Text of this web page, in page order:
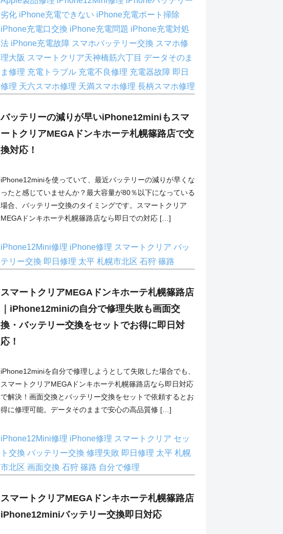
劣化 iPhone充電できない iPhone充電ポート掃除
iPhone充電口交換 iPhone充電問題 iPhone充電対処
法 iPhone充電故障 スマホバッテリー交換 スマホ修
理大阪 スマートクリア天神橋筋六丁目 データそのま
ま修理 充電トラブル 充電不良修理 充電器故障 即日
修理 天六スマホ修理 天満スマホ修理 長柄スマホ修理
バッテリーの減りが早いiPhone12miniもスマ
ートクリアMEGAドンキホーテ札幌篠路店で交
換対応！
iPhone12miniを使っていて、最近バッテリーの減りが早くな
ったと感じていませんか？最大容量が80％以下になっている
場合、バッテリー交換のタイミングです。スマートクリア
MEGAドンキホーテ札幌篠路店なら即日での対応 […]
iPhone12Mini修理 iPhone修理 スマートクリア バッ
テリー交換 即日修理 太平 札幌市北区 石狩 篠路
スマートクリアMEGAドンキホーテ札幌篠路店
｜iPhone12miniの自分で修理失敗も画面交
換・バッテリー交換をセットでお得に即日対
応！
iPhone12miniを自分で修理しようとして失敗した場合でも、
スマートクリアMEGAドンキホーテ札幌篠路店なら即日対応
で解決！画面交換とバッテリー交換をセットで依頼するとお
得に修理可能。データそのままで安心の高品質修 […]
iPhone12Mini修理 iPhone修理 スマートクリア セッ
ト交換 バッテリー交換 修理失敗 即日修理 太平 札幌
市北区 画面交換 石狩 篠路 自分で修理
スマートクリアMEGAドンキホーテ札幌篠路店
iPhone12miniバッテリー交換即日対応